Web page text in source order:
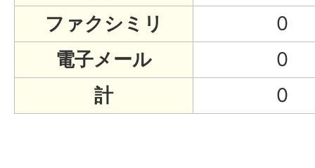
ファクシミリ
0
電子メール
0
計
0